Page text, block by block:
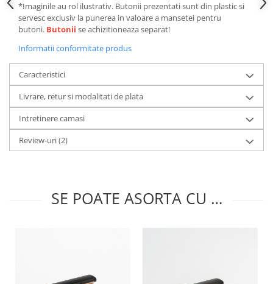
*Imaginile au rol ilustrativ. Butonii prezentati sunt din plastic si
servesc exclusiv la punerea in valoare a mansetei pentru
butoni. Butonii se achizitioneaza separat!
Informatii conformitate produs
Caracteristici
Livrare, retur si modalitati de plata
Intretinere camasi
Review-uri(2)
SE POATE ASORTA CU …